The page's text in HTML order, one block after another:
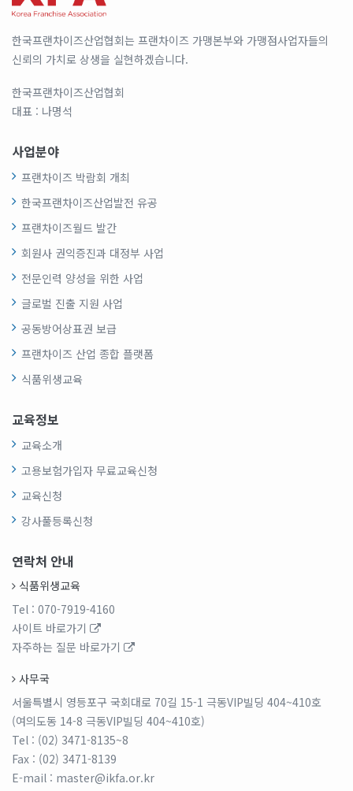
한국프랜차이즈산업협회는 프랜차이즈 가맹본부와 가맹점사업자들의
신뢰의 가치로 상생을 실현하겠습니다.
한국프랜차이즈산업협회
대표 : 나명석
사업분야
프랜차이즈 박람회 개최
한국프랜차이즈산업발전 유공
프랜차이즈월드 발간
회원사 권익증진과 대정부 사업
전문인력 양성을 위한 사업
글로벌 진출 지원 사업
공동방어상표권 보급
프랜차이즈 산업 종합 플랫폼
식품위생교육
교육정보
교육소개
고용보험가입자 무료교육신청
교육신청
강사풀등록신청
연락처 안내
식품위생교육
Tel : 070-7919-4160
사이트 바로가기
자주하는 질문 바로가기
사무국
서울특별시 영등포구 국회대로 70길 15-1 극동VIP빌딩 404~410호
(여의도동 14-8 극동VIP빌딩 404~410호)
Tel : (02) 3471-8135~8
Fax : (02) 3471-8139
E-mail : master@ikfa.or.kr